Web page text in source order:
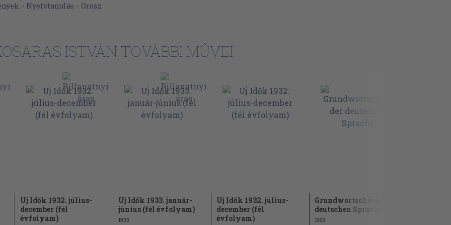
118
125
130
137
> Nyelvtanulás > Orosz
ISTVÁN TOVÁBBI MŰVEI
Uj Idők 1932. július-
december (fél
évfolyam)
Uj Idők 1933. január-
június (fél évfolyam)
1933
Uj Idők 1932. július-
december (fél
évfolyam)
Grundwortschatz der
deutschen Sprache
1983